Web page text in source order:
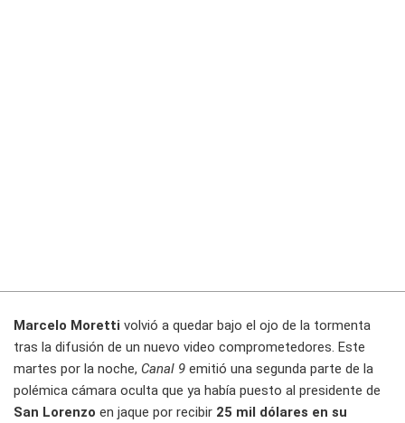
Marcelo Moretti volvió a quedar bajo el ojo de la tormenta
tras la difusión de un nuevo video comprometedores. Este
martes por la noche, Canal 9 emitió una segunda parte de la
polémica cámara oculta que ya había puesto al presidente de
San Lorenzo en jaque por recibir 25 mil dólares en su